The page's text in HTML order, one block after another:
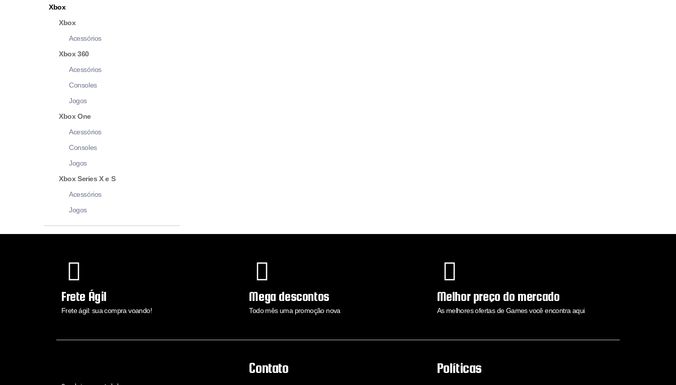
Xbox
Xbox
Acessórios
Xbox 360
Acessórios
Consoles
Jogos
Xbox One
Acessórios
Consoles
Jogos
Xbox Series X e S
Acessórios
Jogos
Frete Ágil
Frete ágil: sua compra voando!
Mega descontos
Todo mês uma promoção nova
Melhor preço do mercado
As melhores ofertas de Games você encontra aqui
Contato Políticas